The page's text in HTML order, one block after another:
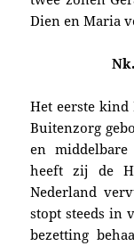
Dien en Maria
Het eerste kind
Buitenzorg
en
heeft zij de
Neder­land
stopt steeds in
bezetting